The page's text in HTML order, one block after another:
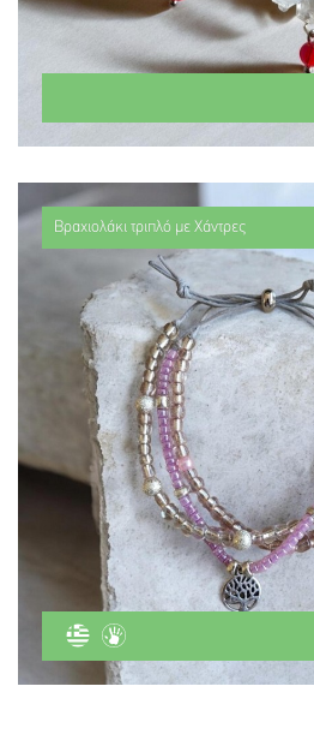
Βραχιολάκι τριπλό με Χάντρες